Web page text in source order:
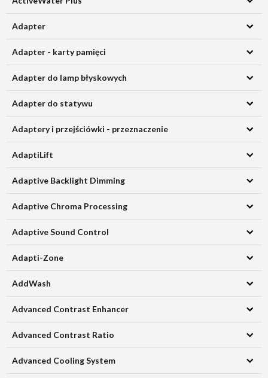
Adapter
Adapter - karty pamięci
Adapter do lamp błyskowych
Adapter do statywu
Adaptery i przejściówki - przeznaczenie
AdaptiLift
Adaptive Backlight Dimming
Adaptive Chroma Processing
Adaptive Sound Control
Adapti-Zone
AddWash
Advanced Contrast Enhancer
Advanced Contrast Ratio
Advanced Cooling System